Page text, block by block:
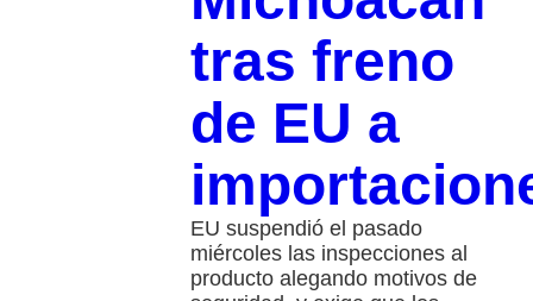
tras freno
de EU a
EU suspendió el pasado
miércoles las inspecciones al
producto alegando motivos de